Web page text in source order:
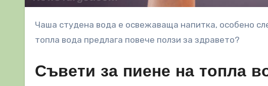
Чаша студена вода е освежаваща напитка, особено след дълъг и горещ ден. Но знаете ли, че пиенето на
топла вода предлага повече ползи за здравето?
Съвети за пиене на топла